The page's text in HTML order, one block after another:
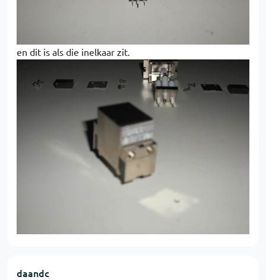
en dit is als die inelkaar zit.
daandc